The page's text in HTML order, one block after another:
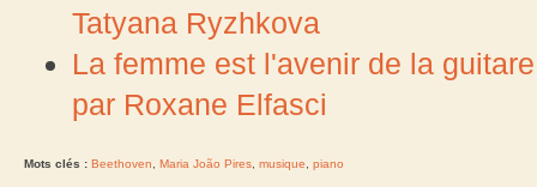
Tatyana Ryzhkova
La femme est l'avenir de la
par Roxane Elfasci
Mots clés : Beethoven Maria João Pires musique piano